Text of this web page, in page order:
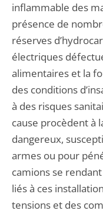
inflammable des
présence de
réserves
électriques
alimentaires et la
des conditions
à des risques
cause procèdent à
dangereux,
armes ou pour
camions se
liés à ces
tensions et des